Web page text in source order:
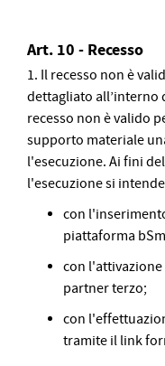
Art. 10 - Recesso
1. Il recesso non è
dettagliato all’interno
recesso non è valido
supporto materiale
l'esecuzione. Ai fini
l'esecuzione si
con
piattaforma
con
partner terzo;
con
tramite il link